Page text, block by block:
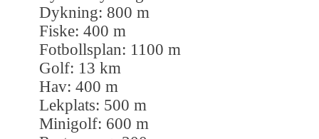
Dykning: 800 m
Fiske: 400 m
Fotbollsplan: 1100 m
Golf: 13 km
Hav: 400 m
Lekplats: 500 m
Minigolf: 600 m